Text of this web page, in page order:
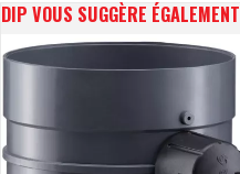
DIP VOUS SUGGÈRE ÉGALEMENT